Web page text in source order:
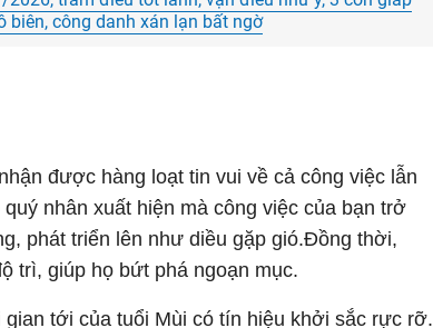
biên, công danh xán lạn bất ngờ
được hàng loạt tin vui về cả công việc lẫn
nhân xuất hiện mà công việc của bạn trở
phát triển lên như diều gặp gió.Đồng thời,
trì, giúp họ bứt phá ngoạn mục.
tới của tuổi Mùi có tín hiệu khởi sắc rực rỡ.